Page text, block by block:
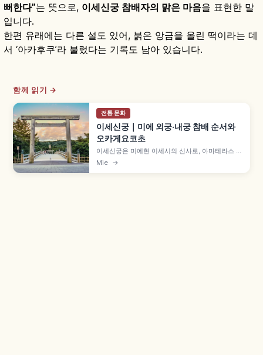
뻐한다”는 뜻으로, 이세신궁 참배자의 맑은 마음을 표현한 말
입니다.
한편 유래에는 다른 설도 있어, 붉은 앙금을 올린 떡이라는 데
서 ‘아카후쿠’라 불렀다는 기록도 남아 있습니다.
함께 읽기 →
전통 문화
이세신궁｜미에 외궁·내궁 참배 순서와
오카게요코초
이세신궁은 미에현 이세시의 신사로, 아마테라스 오
미카미를 모신 내궁(나이쿠)과 도요우케 오미카미
Mie →